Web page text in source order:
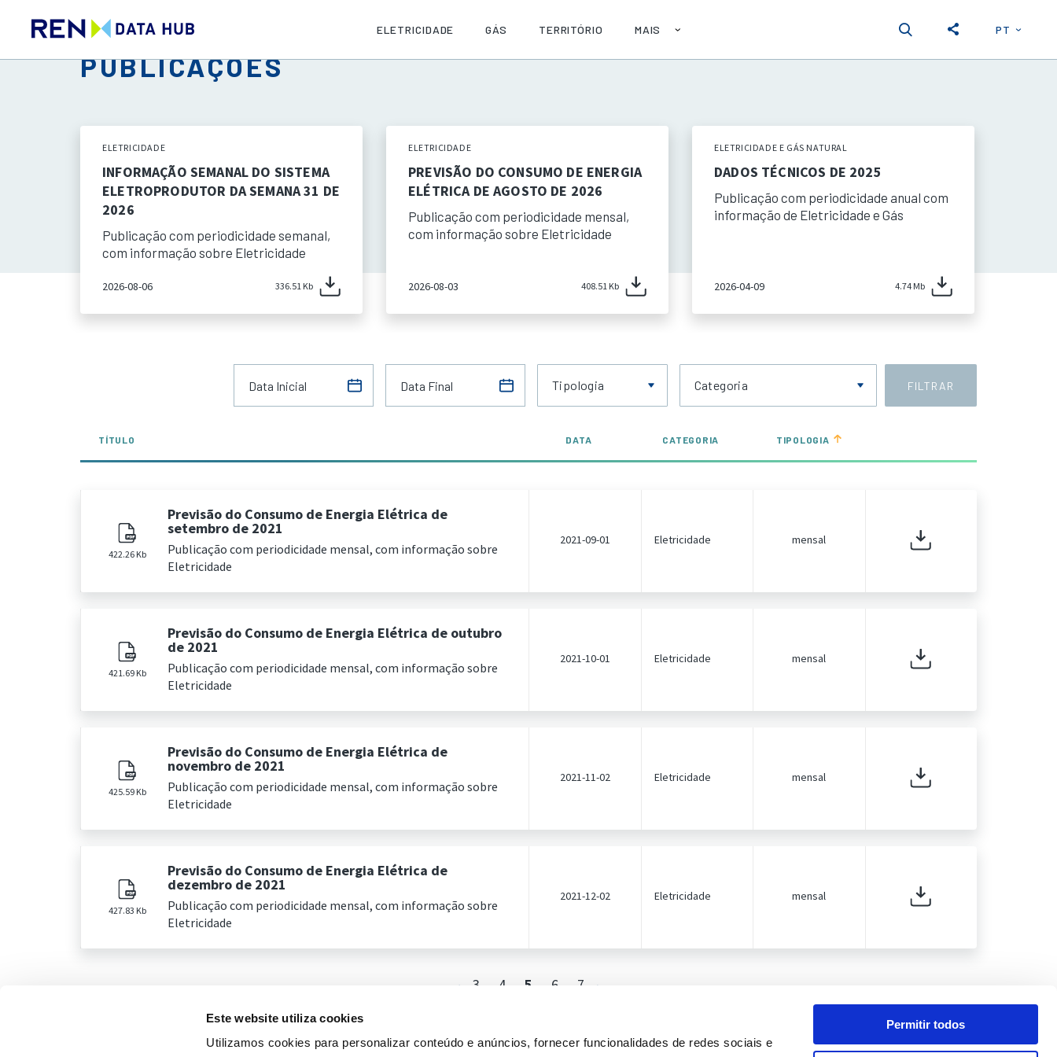
Este website utiliza cookies
Utilizamos cookies para personalizar conteúdo e anúncios, fornecer funcionalidades de redes sociais e
Permitir todos
ELETRICIDADE GÁS TERRITÓRIO MAIS
PT
PUBLICAÇÕES
ELETRICIDADE
INFORMAÇÃO SEMANAL DO SISTEMA
ELETROPRODUTOR DA SEMANA 31 DE
2026
Publicação com periodicidade semanal,
com informação sobre Eletricidade
2026-08-06 336.51 Kb
ELETRICIDADE
PREVISÃO DO CONSUMO DE ENERGIA
ELÉTRICA DE AGOSTO DE 2026
Publicação com periodicidade mensal,
com informação sobre Eletricidade
2026-08-03 408.51 Kb
ELETRICIDADE E GÁS NATURAL
DADOS TÉCNICOS DE 2025
Publicação com periodicidade anual com
informação de Eletricidade e Gás
2026-04-09 4.74 Mb
Tipologia Categoria FILTRAR
TÍTULO DATA CATEGORIA TIPOLOGIA
422.26 Kb
Previsão do Consumo de Energia Elétrica de
setembro de 2021
Publicação com periodicidade mensal, com informação sobre
Eletricidade
2021-09-01 Eletricidade mensal
421.69 Kb
Previsão do Consumo de Energia Elétrica de outubro
de 2021
Publicação com periodicidade mensal, com informação sobre
Eletricidade
2021-10-01 Eletricidade mensal
425.59 Kb
Previsão do Consumo de Energia Elétrica de
novembro de 2021
Publicação com periodicidade mensal, com informação sobre
Eletricidade
2021-11-02 Eletricidade mensal
427.83 Kb
Previsão do Consumo de Energia Elétrica de
dezembro de 2021
Publicação com periodicidade mensal, com informação sobre
Eletricidade
2021-12-02 Eletricidade mensal
3 4 5 6 7